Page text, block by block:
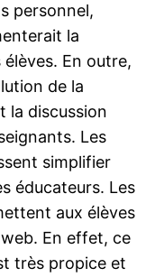
personnel,
la
En outre,
de la
la discussion
Les
simplifier
éducateurs. Les
aux élèves
En effet, ce
très propice et